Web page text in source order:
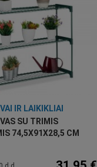
IR LAIKIKLIAI
SU TRIMIS
74,5X91X28,5 CM